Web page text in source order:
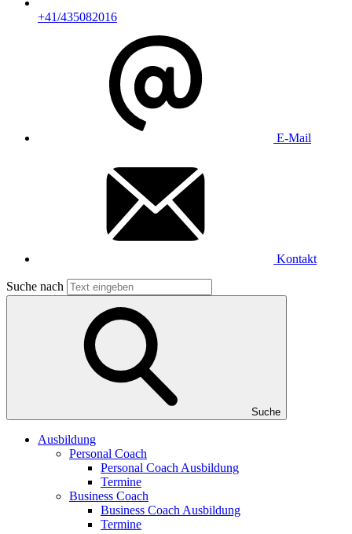
+41/435082016
E-Mail
Kontakt
Suche nach
Suche
Ausbildung
Personal Coach
Personal Coach Ausbildung
Termine
Business Coach
Business Coach Ausbildung
Termine